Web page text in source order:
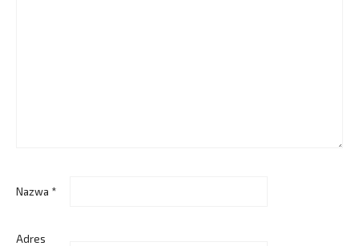
Nazwa *
Adres